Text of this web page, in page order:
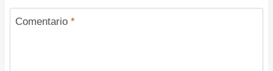
Comentario *